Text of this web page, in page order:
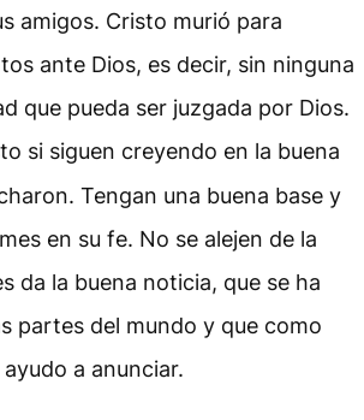
amigos. Cristo murió para
ante Dios, es decir, sin ninguna
que pueda ser juzgada por Dios.
si siguen creyendo en la buena
Tengan una buena base y
en su fe. No se alejen de la
da la buena noticia, que se ha
partes del mundo y que como
a anunciar.